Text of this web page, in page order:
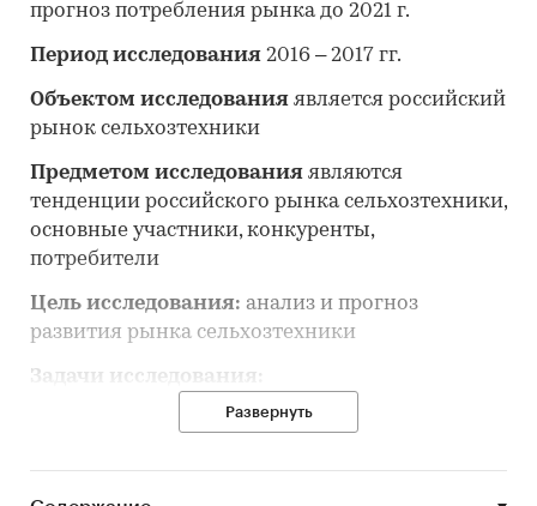
прогноз потребления рынка до 2021 г.
Период исследования 2016 – 2017 гг.
Объектом исследования является российский
рынок сельхозтехники
Предметом исследования являются
тенденции российского рынка сельхозтехники,
основные участники, конкуренты,
потребители
Цель исследования: анализ и прогноз
развития рынка сельхозтехники
Задачи исследования:
• Описание состояния рынка сельхозтехники
Развернуть